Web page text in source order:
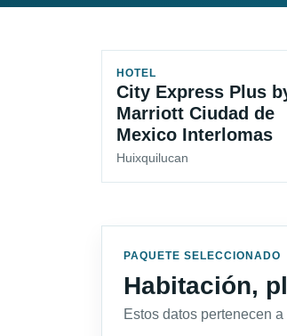
HOTEL
City Express Plus
Marriott Ciudad de
Mexico Interlomas
Huixquilucan
PAQUETE SELECCIONADO
Habitación,
Estos datos pertenecen